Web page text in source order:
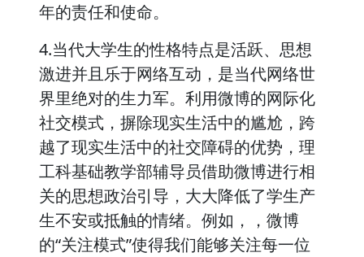
年的责任和使命。
4.当代大学生的性格特点是活跃、思想
激进并且乐于网络互动，是当代网络世
界里绝对的生力军。利用微博的网际化
社交模式，摒除现实生活中的尴尬，跨
越了现实生活中的社交障碍的优势，理
工科基础教学部辅导员借助微博进行相
关的思想政治引导，大大降低了学生产
生不安或抵触的情绪。例如，，微博
的“关注模式”使得我们能够关注每一位